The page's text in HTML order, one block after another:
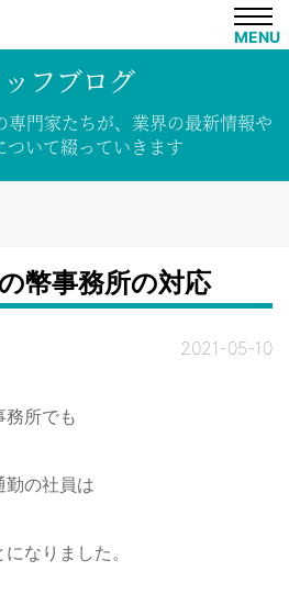
MENU
フブログ
門家たちが、 業界の最新情報や
ついて綴っていきます
幣事務所の対応
2021-05-10
務所でも
勤の社員は
なりました。